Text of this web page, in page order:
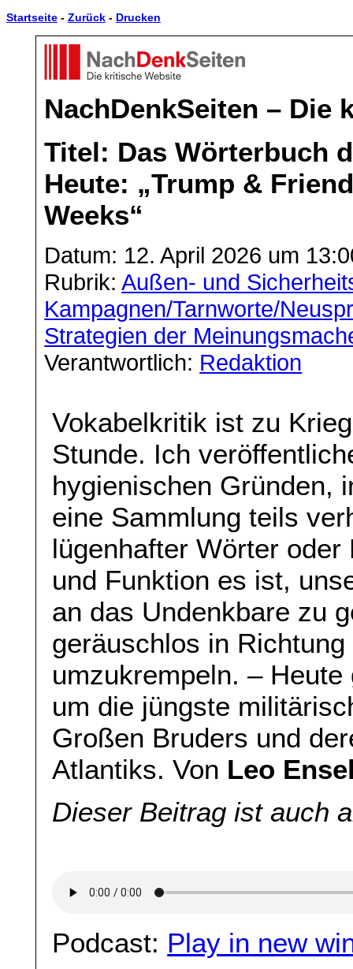
Startseite - Zurück - Drucken
NachDenkSeiten – Die
Titel: Das Wörterbuch
Heute: „Trump &
Weeks“
Datum: 12. April 2026 um
Rubrik:Außen- und
Kampagnen/Tarnworte/
Strategien der
Verantwortlich: Redaktion
Vokabelkritik ist zu
Stunde. Ich
hygienischen Gründen,
eine Sammlung teils
lügenhafter Wörter
und Funktion es ist,
an das Undenkbare zu
geräuschlos in Richtung
umzukrempeln. –
um die jüngste
Großen Bruders und
Atlantiks. Von Leo
Dieser Beitrag ist auch
Podcast: Play in new